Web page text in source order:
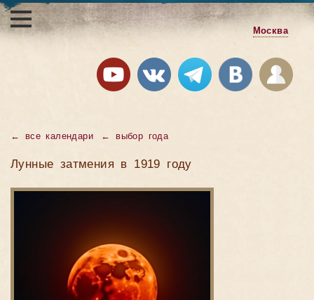
Москва
← все календари ← выбор года
Лунные затмения в 1919 году